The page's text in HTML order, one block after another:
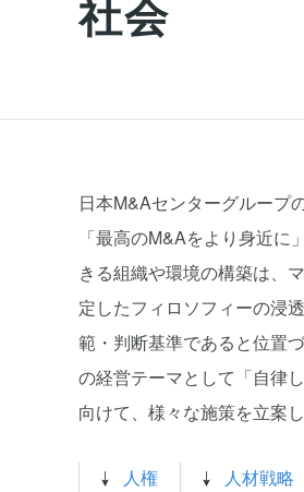
社会
日本M&Aセンターグループ
「最高のM&Aをより身近
きる組織や環境の構築は、
定したフィロソフィーの浸
範・判断基準であると位置
の経営テーマとして「自律
向けて、様々な施策を立案
人権 人材戦略